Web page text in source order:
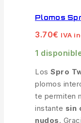
Plomos
3.70€ IVA
1
Los Spro
plomos
te permiten
instante sin
nudos.